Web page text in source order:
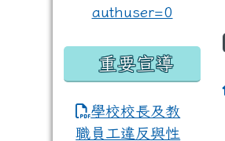
重要宣導
學校校長及教
職員工違反與性